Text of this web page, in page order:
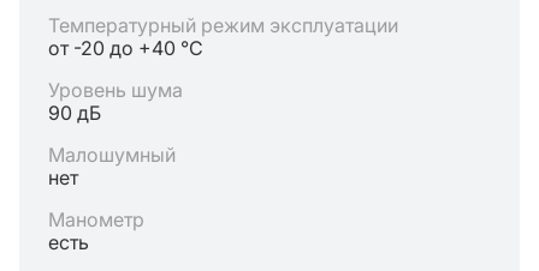
Температурный режим эксплуатации
от -20 до +40 °C
Уровень шума
90 дБ
Малошумный
нет
Манометр
есть